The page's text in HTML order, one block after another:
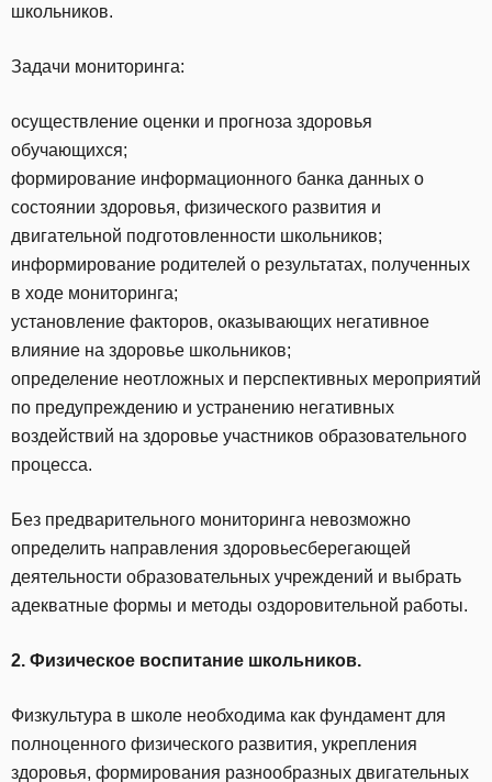
школьников.
Задачи мониторинга:
осуществление оценки и прогноза здоровья
обучающихся;
формирование информационного банка данных о
состоянии здоровья, физического развития и
двигательной подготовленности школьников;
информирование родителей о результатах, полученных
в ходе мониторинга;
установление факторов, оказывающих негативное
влияние на здоровье школьников;
определение неотложных и перспективных мероприятий
по предупреждению и устранению негативных
воздействий на здоровье участников образовательного
процесса.
Без предварительного мониторинга невозможно
определить направления здоровьесберегающей
деятельности образовательных учреждений и выбрать
адекватные формы и методы оздоровительной работы.
2. Физическое воспитание школьников.
Физкультура в школе необходима как фундамент для
полноценного физического развития, укрепления
здоровья, формирования разнообразных двигательных